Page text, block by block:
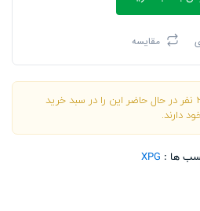
مقایسه
2 نفر در حال حاضر این را در سبد خرید
دارند.
ها : XPG